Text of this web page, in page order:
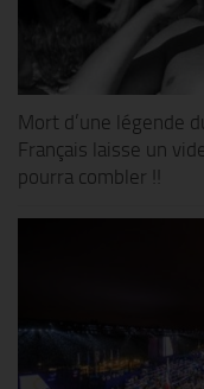
Mort d’une légende
Français laisse un
pourra combler !!